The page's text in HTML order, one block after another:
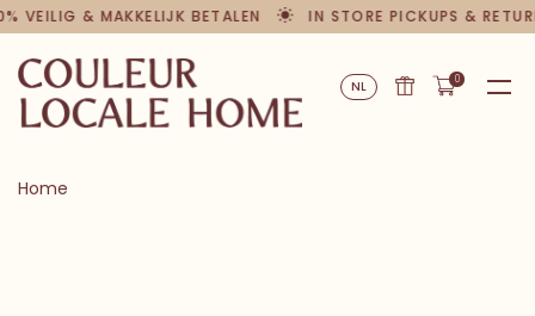
VEILIG & MAKKELIJK BETALEN IN STORE PICKUPS &
NL 0
Home